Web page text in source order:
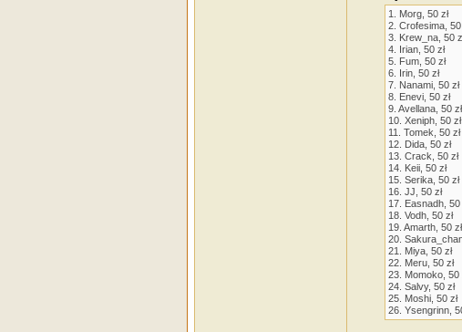
1. Morg, 50 zł
2. Crofesima, 50
3. Krew_na, 50
4. Irian, 50 zł
5. Fum, 50 zł
6. Irin, 50 zł
7. Nanami, 50 zł
8. Enevi, 50 zł
9. Avellana, 50 zł
10. Xeniph, 50 zł
11. Tomek, 50 zł
12. Dida, 50 zł
13. Crack, 50 zł
14. Keii, 50 zł
15. Serika, 50 zł
16. JJ, 50 zł
17. Easnadh, 50
18. Vodh, 50 zł
19. Amarth, 50 zł
20.
21. Miya, 50 zł
22. Meru, 50 zł
23. Momoko, 50
24. Salvy, 50 zł
25. Moshi, 50 zł
26. Ysengrinn,